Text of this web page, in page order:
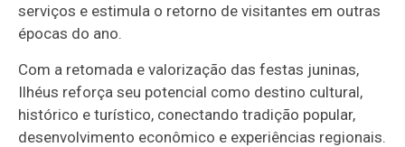
serviços e estimula o retorno de visitantes em outras
épocas do ano.
Com a retomada e valorização das festas juninas,
Ilhéus reforça seu potencial como destino cultural,
histórico e turístico, conectando tradição popular,
desenvolvimento econômico e experiências regionais.